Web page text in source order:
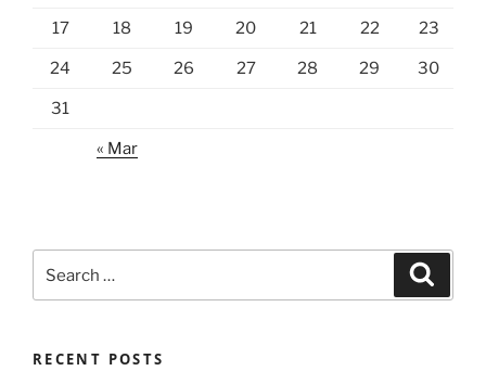
17 18 19 20 21 22 23
24 25 26 27 28 29 30
31
« Mar
for:
RECENT POSTS